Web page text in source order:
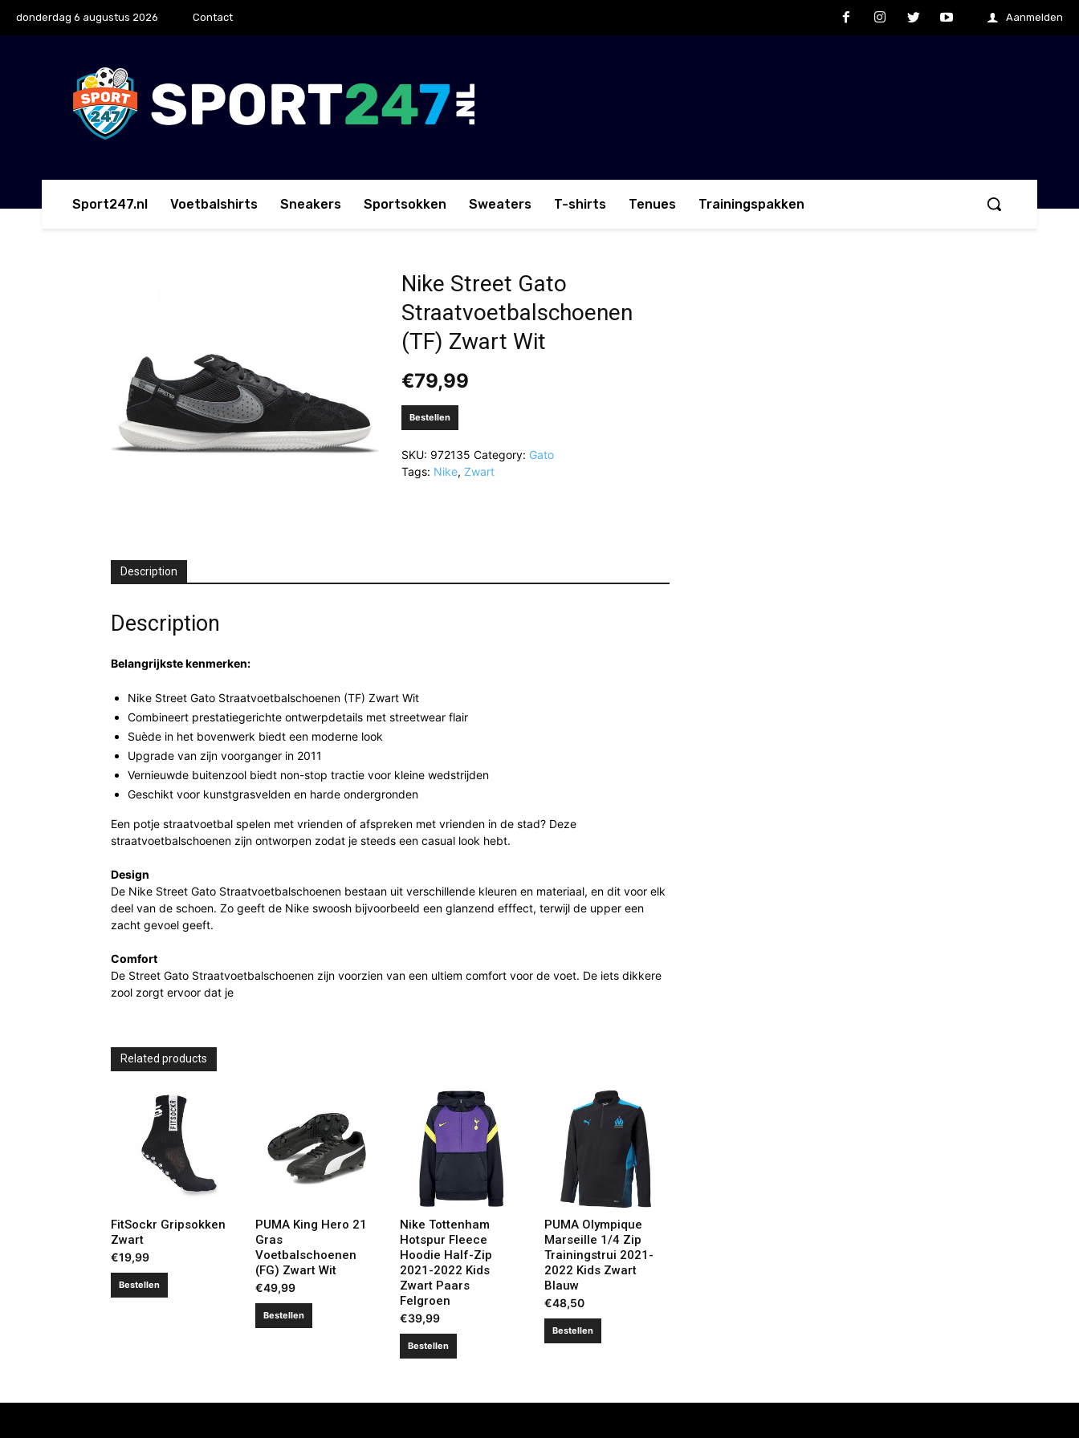
donderdag 6 augustus 2026 Contact Aanmelden
Sport247.nl Voetbalshirts Sneakers Sportsokken Sweaters T-shirts Tenues Trainingspakken
Nike Street Gato
Straatvoetbalschoenen
(TF) Zwart Wit
€79,99
Bestellen
SKU: 972135 Category: Gato
Tags: Nike, Zwart
Description
Description
Belangrijkste kenmerken:
Nike Street Gato Straatvoetbalschoenen (TF) Zwart Wit
Combineert prestatiegerichte ontwerpdetails met streetwear flair
Suède in het bovenwerk biedt een moderne look
Upgrade van zijn voorganger in 2011
Vernieuwde buitenzool biedt non-stop tractie voor kleine wedstrijden
Geschikt voor kunstgrasvelden en harde ondergronden
Een potje straatvoetbal spelen met vrienden of afspreken met vrienden in de stad? Deze
straatvoetbalschoenen zijn ontworpen zodat je steeds een casual look hebt.
Design
De Nike Street Gato Straatvoetbalschoenen bestaan uit verschillende kleuren en materiaal, en dit voor elk
deel van de schoen. Zo geeft de Nike swoosh bijvoorbeeld een glanzend efffect, terwijl de upper een
zacht gevoel geeft.
Comfort
De Street Gato Straatvoetbalschoenen zijn voorzien van een ultiem comfort voor de voet. De iets dikkere
zool zorgt ervoor dat je
Related products
FitSockr Gripsokken
Zwart
€19,99
Bestellen
PUMA King Hero 21
Gras
Voetbalschoenen
(FG) Zwart Wit
€49,99
Bestellen
Nike Tottenham
Hotspur Fleece
Hoodie Half-Zip
2021-2022 Kids
Zwart Paars
Felgroen
€39,99
Bestellen
PUMA Olympique
Marseille 1/4 Zip
Trainingstrui 2021-
2022 Kids Zwart
Blauw
€48,50
Bestellen